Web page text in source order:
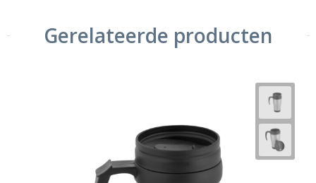
Gerelateerde producten